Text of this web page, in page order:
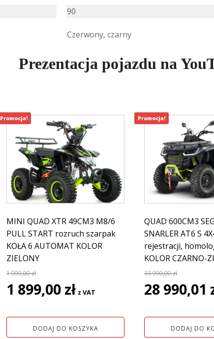
90
Czerwony, czarny
Prezentacja pojazdu na
MINI QUAD XTR 49CM3 M8/6
PULL START rozruch szarpak
KOŁA 6 AUTOMAT KOLOR
ZIELONY
1 999,00zł
Pierwotna
cena
1
999,00 zł.
1 899,00 zł cena
1
899,00 zł.
z VAT
DODAJ DO KOSZYKA
Promocja!
QUAD 600CM3
SNARLER AT6 S
rejestracji,
KOLOR CZARNO-
33 990,00zł
Pierwotna
cena
33
990,00 zł.
28 990,01
DODAJ DO
Promocja!